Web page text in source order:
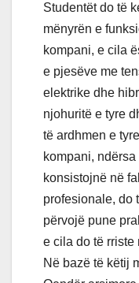
Studentët do të
mënyrën e
kompani, e cila
e pjesëve me
elektrike dhe
njohuritë e tyre
të ardhmen e
kompani,
konsistojnë në
profesionale, do
përvojë pune
e cila do të rriste
Në bazë të këtij